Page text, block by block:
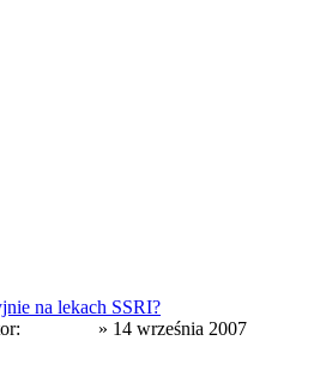
na lekach SSRI?
» 14 września 2007